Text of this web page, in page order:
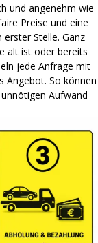
und angenehm wie
Preise und eine
Stelle. Ganz
alt ist oder bereits
jede Anfrage mit
Angebot. So können
Aufwand